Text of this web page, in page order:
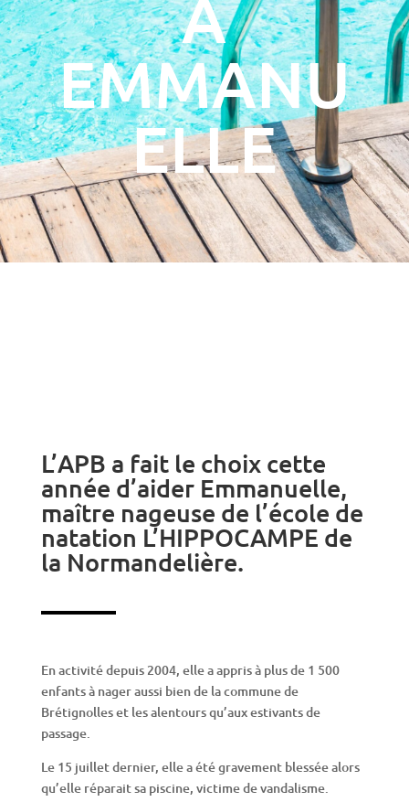
À
EMMANU
ELLE
L’APB a fait le choix cette
année d’aider Emmanuelle,
maître nageuse de l’école de
natation L’HIPPOCAMPE de
la Normandelière.
En activité depuis 2004, elle a appris à plus de 1 500
enfants à nager aussi bien de la commune de
Brétignolles et les alentours qu’aux estivants de
passage.
Le 15 juillet dernier, elle a été gravement blessée alors
qu’elle réparait sa piscine, victime de vandalisme.